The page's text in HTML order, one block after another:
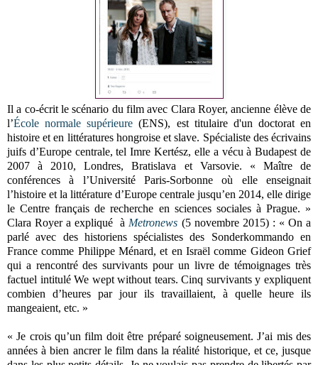
Il a co-écrit le scénario du film avec Clara Royer, ancienne élève de
l’École normale supérieure (ENS), est titulaire d'un doctorat en
histoire et en littératures hongroise et slave. Spécialiste des écrivains
juifs d’Europe centrale, tel Imre Kertész, elle a vécu à Budapest de
2007 à 2010, Londres, Bratislava et Varsovie. « Maître de
conférences à l’Université Paris-Sorbonne où elle enseignait
l’histoire et la littérature d’Europe centrale jusqu’en 2014, elle dirige
le Centre français de recherche en sciences sociales à Prague. »
Clara Royer a expliqué à Metronews (5 novembre 2015) : « On a
parlé avec des historiens spécialistes des Sonderkommando en
France comme Philippe Ménard, et en Israël comme Gideon Grief
qui a rencontré des survivants pour un livre de témoignages très
factuel intitulé We wept without tears. Cinq survivants y expliquent
combien d’heures par jour ils travaillaient, à quelle heure ils
mangeaient, etc. »
« Je crois qu’un film doit être préparé soigneusement. J’ai mis des
années à bien ancrer le film dans la réalité historique, et ce, jusque